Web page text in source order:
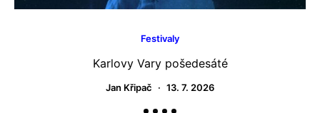
Festivaly
Karlovy Vary pošedesáté
Jan Křipač 13. 7. 2026